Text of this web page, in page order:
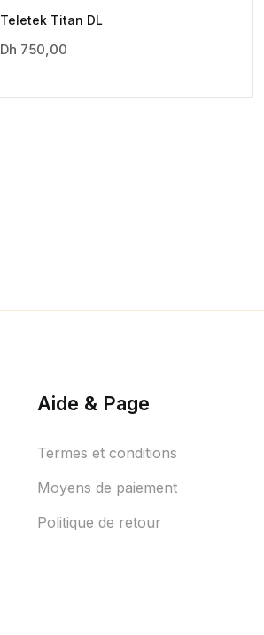
Teletek Titan DL
Dh 750,00
Aide & Page
Termes et conditions
Moyens de paiement
Politique de retour